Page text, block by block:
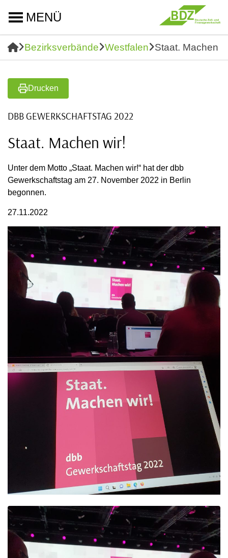
MENÜ
Bezirksverbände Westfalen Staat. Machen
Drucken
DBB GEWERKSCHAFTSTAG 2022
Staat. Machen wir!
Unter dem Motto „Staat. Machen wir!“ hat der dbb
Gewerkschaftstag am 27. November 2022 in Berlin
begonnen.
27.11.2022